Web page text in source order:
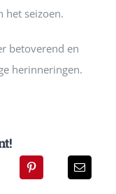
het seizoen.
betoverend en
herinneringen.